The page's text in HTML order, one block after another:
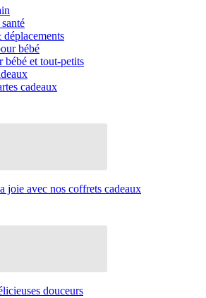
bébé
bébé et tout-petits
cadeaux
joie avec nos coffrets cadeaux
douceurs